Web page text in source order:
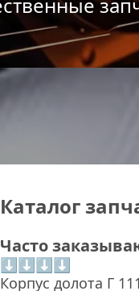
Каталог
Часто
⬇⬇⬇⬇
Корпус долота Г